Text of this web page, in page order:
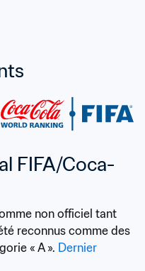
FIFA/Coca-
non officiel tant
reconnus comme des
« A ». Dernier